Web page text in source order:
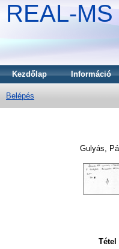
REAL-MS
Kezdőlap Információ
Belépés
Gulyás,
Tétel